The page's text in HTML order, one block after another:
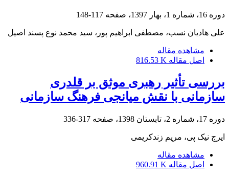
دوره 16، شماره 1، بهار 1397، صفحه 117-148
علی هادیان نسب، مصطفی ابراهیم پور، سید محمد نوع پسند اصیل
مشاهده مقاله
اصل مقاله 816.53 K
بررسی تأثیر رهبری موثق بر قلدری
سازمانی با نقش میانجی‏ فرهنگ سازمانی
دوره 17، شماره 2، تابستان 1398، صفحه 317-336
ایرج نیک پی، مریم زندکریمی
مشاهده مقاله
اصل مقاله 960.91 K